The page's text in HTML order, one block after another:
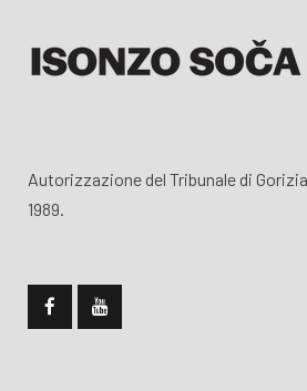
Autorizzazione del Tribunale di
1989.